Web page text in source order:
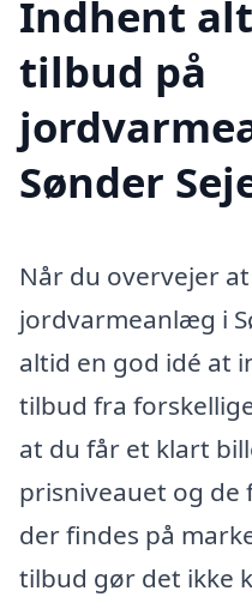
Indhent
tilbud på
Sønder
Når du overvejer
jordvarmeanlæg i
altid en god idé at
tilbud fra
at du får et klart
prisniveauet og de
der findes på
tilbud gør det ikke